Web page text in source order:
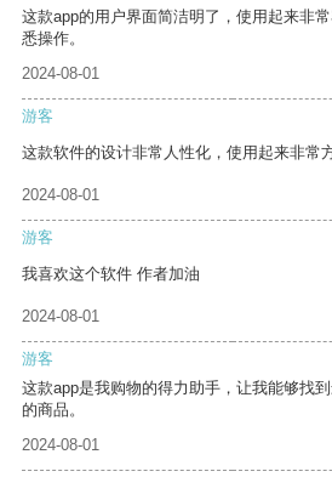
这款app的用户界面简洁明了，使用起来非
悉操作。
2024-08-01
游客
这款软件的设计非常人性化，使用起来非常方
2024-08-01
游客
我喜欢这个软件 作者加油
2024-08-01
游客
这款app是我购物的得力助手，让我能够找
的商品。
2024-08-01